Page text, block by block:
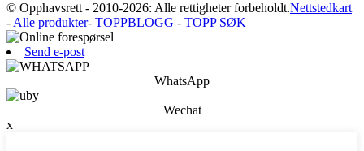
© Opphavsrett - 2010-2026: Alle rettigheter forbeholdt.Nettstedkart
- Alle produkter- TOPPBLOGG - TOPP SØK
Send e-post
WhatsApp
Wechat
x